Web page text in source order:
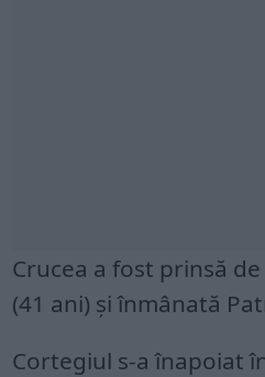
Crucea a fost prinsă
(41 ani) și înmânată
Cortegiul s-a înapoiat